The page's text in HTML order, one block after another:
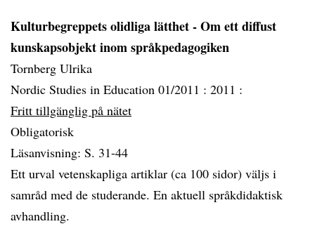
Kulturbegreppets olidliga lätthet - Om ett diffust
kunskapsobjekt inom språkpedagogiken
Tornberg Ulrika
Nordic Studies in Education 01/2011 : 2011 :
Fritt tillgänglig på nätet
Obligatorisk
Läsanvisning: S. 31-44
Ett urval vetenskapliga artiklar (ca 100 sidor) väljs i
samråd med de studerande. En aktuell språkdidaktisk
avhandling.